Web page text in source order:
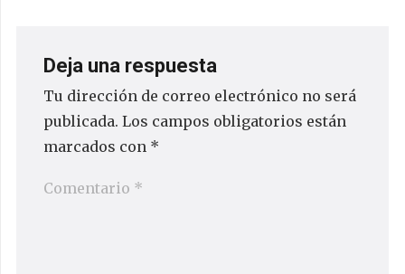
Deja una respuesta
Tu dirección de correo electrónico no será
publicada. Los campos obligatorios están
marcados con *